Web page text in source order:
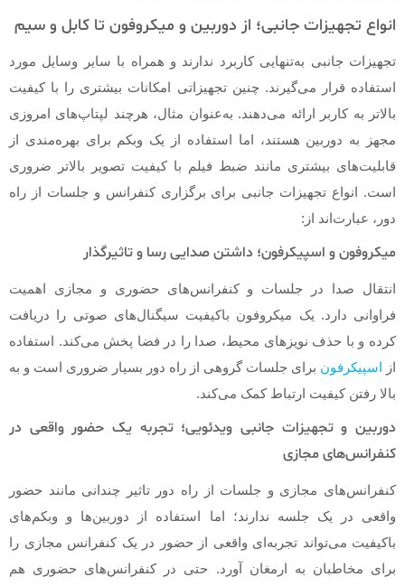
انواع تجهیزات جانبی؛ از دوربین و میکروفون تا کابل و سیم
تجهیزات جانبی به‌تنهایی کاربرد ندارند و همراه با سایر وسایل مورد
استفاده قرار می‌گیرند. چنین تجهیزاتی امکانات بیشتری را با کیفیت
بالاتر به کاربر ارائه می‌دهند. به‌عنوان مثال، هرچند لپتاپ‌های امروزی
مجهز به دوربین هستند، اما استفاده از یک وبکم برای بهره‌مندی از
قابلیت‌های بیشتری مانند ضبط فیلم با کیفیت تصویر بالاتر ضروری
است. انواع تجهیزات جانبی برای برگزاری کنفرانس و جلسات از راه
دور، عبارت‌اند از:
میکروفون و اسپیکرفون؛ داشتن صدایی رسا و تاثیرگذار
انتقال صدا در جلسات و کنفرانس‌های حضوری و مجازی اهمیت
فراوانی دارد. یک میکروفون باکیفیت سیگنال‌های صوتی را دریافت
کرده و با حذف نویزهای محیط، صدا را در فضا پخش می‌کند. استفاده
از اسپیکرفون برای جلسات گروهی از راه دور بسیار ضروری است و به
بالا رفتن کیفیت ارتباط کمک می‌کند.
دوربین و تجهیزات جانبی ویدئویی؛ تجربه یک حضور واقعی در
کنفرانس‌های مجازی
کنفرانس‌های مجازی و جلسات از راه دور تاثیر چندانی مانند حضور
واقعی در یک جلسه ندارند؛ اما استفاده از دوربین‌ها و وبکم‌های
باکیفیت می‌تواند تجربه‌ای واقعی از حضور در یک کنفرانس مجازی را
برای مخاطبان به ارمغان آورد. حتی در کنفرانس‌های حضوری هم